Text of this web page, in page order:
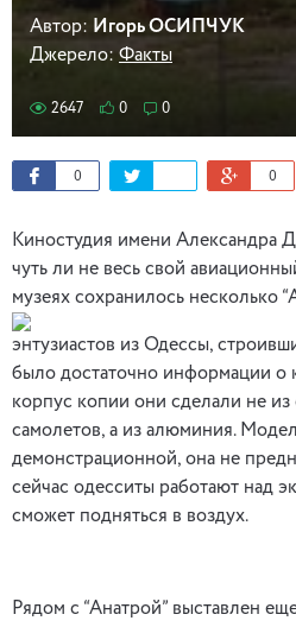
Автор: Игорь ОСИПЧУК
Джерело: Факты
2647 0 0
0 0
Киностудия имени Александра
чуть ли не весь свой
музеях сохранилось несколько
энтузиастов из Одессы,
было достаточно информации о
корпус копии они сделали не
самолетов, а из алюминия.
демонстрационной, она не
сейчас одесситы работают над
сможет подняться в воздух.
Рядом с “Анатрой” выставлен